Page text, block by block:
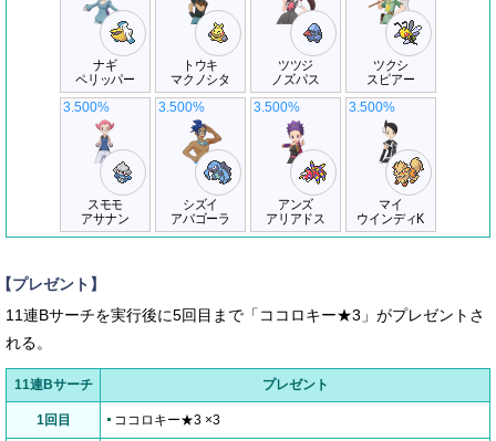
ナギ
ペリッパー
トウキ
マクノシタ
ツツジ
ノズパス
ツクシ
スピアー
スモモ
アサナン
3.500%
シズイ
アバゴーラ
3.500%
アンズ
アリアドス
3.500%
マイ
ウインディK
3.500%
プレゼント】
11連Bサーチを実行後に5回目まで「ココロキー★3」がプレゼントさ
れる。
11連Bサーチ プレゼント
1回目 ココロキー★3 ×3